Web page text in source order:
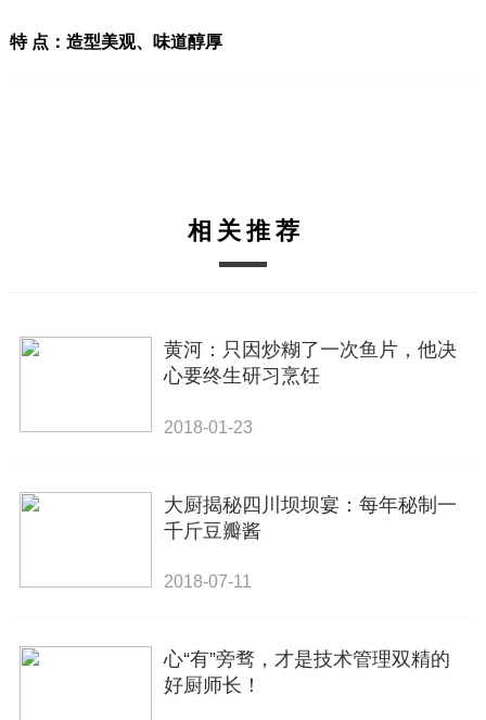
特 点：造型美观、味道醇厚
相关推荐
黄河：只因炒糊了一次鱼片，他决
心要终生研习烹饪
2018-01-23
大厨揭秘四川坝坝宴：每年秘制一
千斤豆瓣酱
2018-07-11
心“有”旁骛，才是技术管理双精的
好厨师长！